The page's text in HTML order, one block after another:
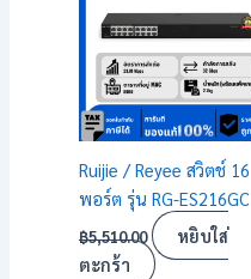
Ruijie / Reyee สวิตช์ 16
พอร์ต รุ่น RG-ES216GC
฿5,510.00
หยิบใส่
ตะกร้า